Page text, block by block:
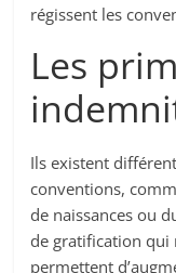
régissent les
Les
Ils existent
conventions,
de naissances ou
de gratification qui
permettent